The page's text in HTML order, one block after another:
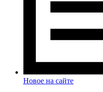
Новое на сайте